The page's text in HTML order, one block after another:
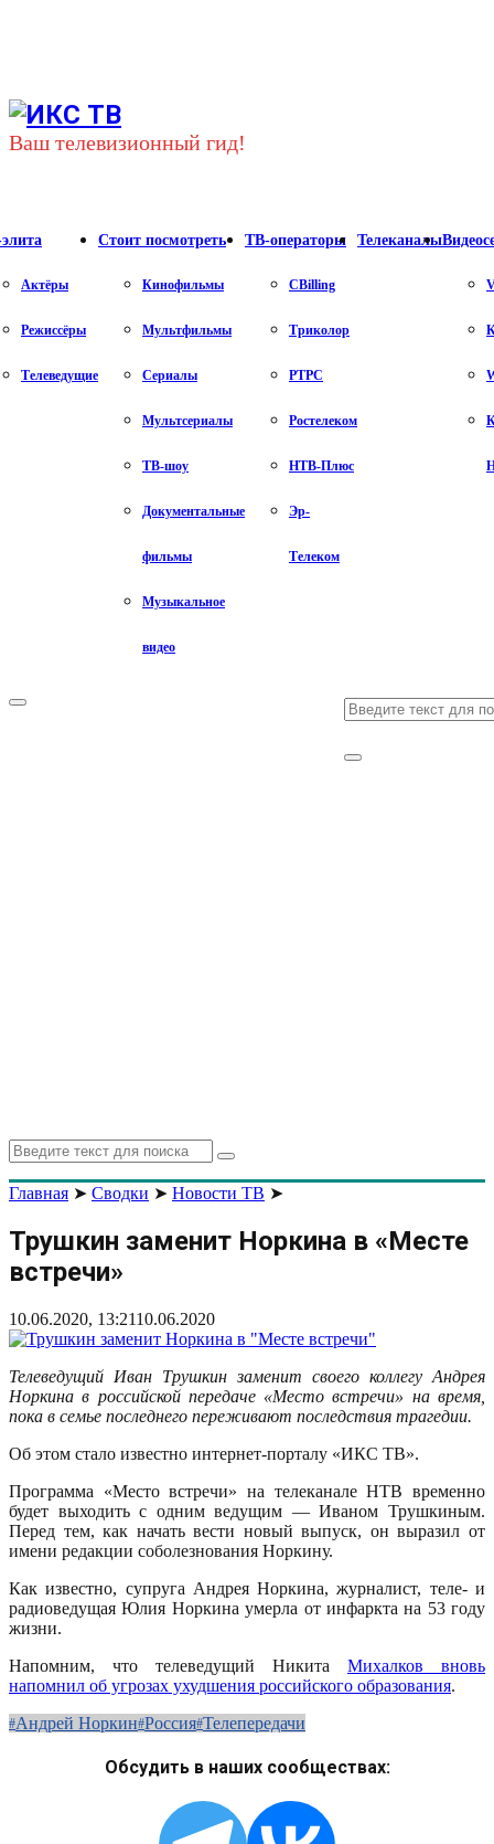
Ваш телевизионный гид!
Актёры
Режиссёры
Телеведущие
Стоит посмотреть
Кинофильмы
Мультфильмы
Сериалы
Мультсериалы
ТВ-шоу
Документальные
фильмы
Музыкальное
видео
ТВ-операторы
CBilling
Триколор
РТРС
Ростелеком
НТВ-Плюс
Эр-
Телеком
Телеканалы
Search
for:
Search
Primary
Search
for:
Search
Главная ➤ Сводки ➤ Новости ТВ ➤
Трушкин заменит Норкина в «Месте
встречи»
10.06.2020, 13:2110.06.2020
Телеведущий Иван Трушкин заменит своего коллегу Андрея
Норкина в российской передаче «Место встречи» на время,
пока в семье последнего переживают последствия трагедии.
Об этом стало известно интернет-порталу «ИКС ТВ».
Программа «Место встречи» на телеканале НТВ временно
будет выходить с одним ведущим — Иваном Трушкиным.
Перед тем, как начать вести новый выпуск, он выразил от
имени редакции соболезнования Норкину.
Как известно, супруга Андрея Норкина, журналист, теле- и
радиоведущая Юлия Норкина умерла от инфаркта на 53 году
жизни.
Напомним, что телеведущий Никита Михалков вновь
напомнил об угрозах ухудшения российского образования.
Андрей Норкин Россия Телепередачи
Обсудить в наших сообществах: